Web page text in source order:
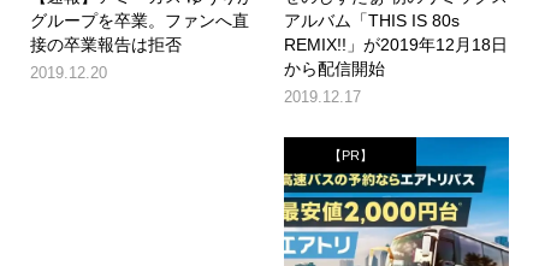
グループを卒業。ファンへ直
接の卒業報告は拒否
2019.12.20
アルバム「THIS IS 80s
REMIX!!」が2019年12月18日
から配信開始
2019.12.17
【PR】